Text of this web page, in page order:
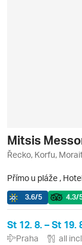
Mitsis
Řecko, Korfu,
Přímo u pláže ,
3.6/5 4.3/
St 12. 8. – St 19.
Praha all